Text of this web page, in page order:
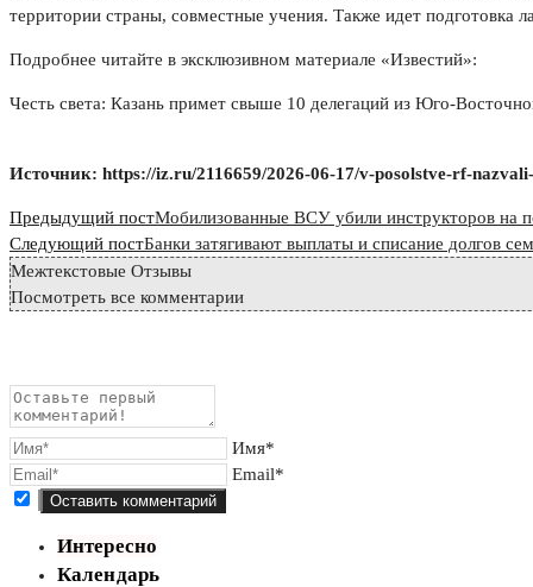
территории страны, совместные учения. Также идет подготовка
Подробнее читайте в эксклюзивном материале «Известий»:
Честь света: Казань примет свыше 10 делегаций из Юго-
Источник: https://iz.ru/2116659/2026-06-17/v-posolstve-rf-
Read
more
articles
Предыдущий постМобилизованные ВСУ убили инструкторов на
Следующий постБанки затягивают выплаты и списание долгов
Межтекстовые Отзывы
Посмотреть все комментарии
Имя*
Email*
Интересно
Календарь